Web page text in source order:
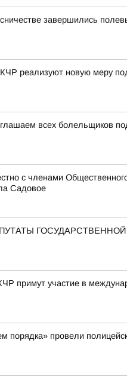
завершились
реализуют новую меру
всех болельщиков
с членами
Садовое
примут участие в
порядка» провели